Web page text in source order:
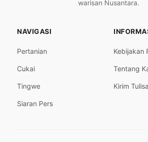
warisan Nusantara.
NAVIGASI
Pertanian
Cukai
Tingwe
Siaran Pers
Kebijakan
Tentang
Kirim